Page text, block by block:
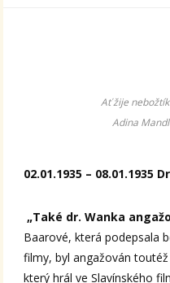
Ať žije
Adina
02.01.1935 – 08.01.1935
„Také dr. Wanka
Baarové, která podepsala
filmy, byl angažován
který hrál ve Slavínského